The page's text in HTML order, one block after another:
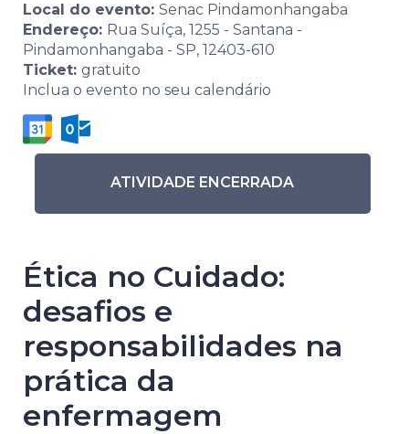
Local do evento: Senac Pindamonhangaba
Endereço: Rua Suíça, 1255 - Santana -
Pindamonhangaba - SP, 12403-610
Ticket: gratuito
Inclua o evento no seu calendário
ATIVIDADE ENCERRADA
Ética no Cuidado:
desafios e
responsabilidades na
prática da
enfermagem